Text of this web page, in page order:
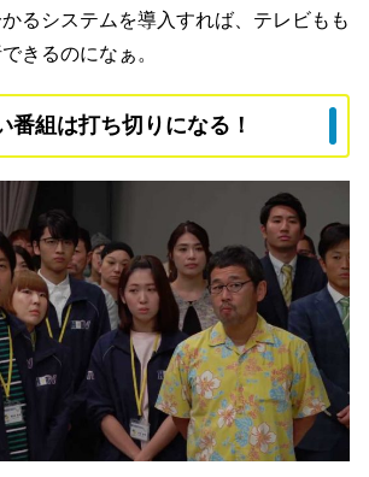
るシステムを導入すれば、テレビもも
きるのになぁ。
番組は打ち切りになる！